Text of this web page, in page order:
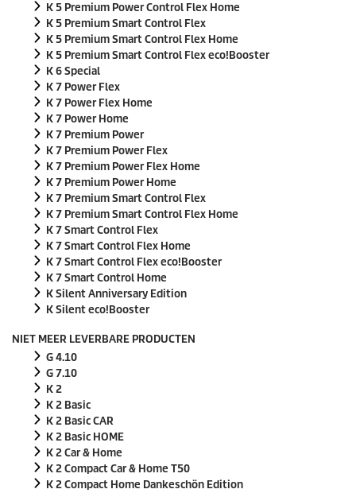
K 5 Premium Power Control Flex Home
K 5 Premium Smart Control Flex
K 5 Premium Smart Control Flex Home
K 5 Premium Smart Control Flexeco!Booster
K 6 Special
K 7 Power Flex
K 7 Power Flex Home
K 7 Power Home
K 7 Premium Power
K 7 Premium Power Flex
K 7 Premium Power Flex Home
K 7 Premium Power Home
K 7 Premium Smart Control Flex
K 7 Premium Smart Control Flex Home
K 7 Smart Control Flex
K 7 Smart Control Flex Home
K 7 Smart Control Flexeco!Booster
K 7 Smart Control Home
K Silent Anniversary Edition
K Silenteco!Booster
NIET MEER LEVERBARE PRODUCTEN
G 4.10
G 7.10
K 2
K 2 Basic
K 2 Basic CAR
K 2 Basic HOME
K 2 Car & Home
K 2 Compact Car & Home T50
K 2 Compact Home Dankeschön Edition